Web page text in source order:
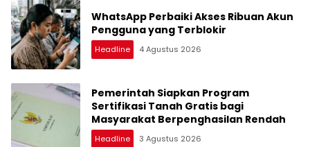
WhatsApp Perbaiki Akses Ribuan Akun
Pengguna yang Terblokir
Headline 4 Agustus 2026
Pemerintah Siapkan Program
Sertifikasi Tanah Gratis bagi
Masyarakat Berpenghasilan Rendah
Headline 3 Agustus 2026